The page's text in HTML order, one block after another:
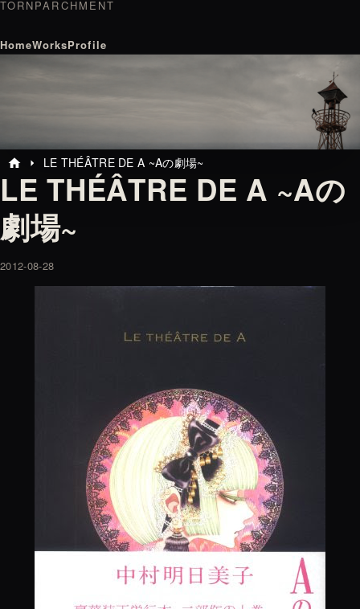
TORNPARCHMENT
HomeWorksProfile
home arrow_right LE THÉÂTRE DE A ~Aの劇場~
LE THÉÂTRE DE A ~Aの
劇場~
2012-08-28